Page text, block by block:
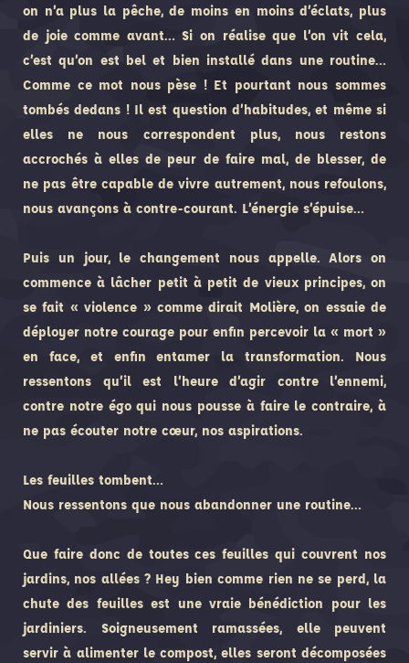
on n’a plus la pêche, de moins en moins d’éclats, plus
de joie comme avant… Si on réalise que l’on vit cela,
c’est qu’on est bel et bien installé dans une routine…
Comme ce mot nous pèse ! Et pourtant nous sommes
tombés dedans ! Il est question d’habitudes, et même si
elles ne nous correspondent plus, nous restons
accrochés à elles de peur de faire mal, de blesser, de
ne pas être capable de vivre autrement, nous refoulons,
nous avançons à contre-courant. L’énergie s’épuise…
Puis un jour, le changement nous appelle. Alors on
commence à lâcher petit à petit de vieux principes, on
se fait « violence » comme dirait Molière, on essaie de
déployer notre courage pour enfin percevoir la « mort »
en face, et enfin entamer la transformation. Nous
ressentons qu’il est l’heure d’agir contre l’ennemi,
contre notre égo qui nous pousse à faire le contraire, à
ne pas écouter notre cœur, nos aspirations.
Les feuilles tombent…
Nous ressentons que nous abandonner une routine…
Que faire donc de toutes ces feuilles qui couvrent nos
jardins, nos allées ? Hey bien comme rien ne se perd, la
chute des feuilles est une vraie bénédiction pour les
jardiniers. Soigneusement ramassées, elle peuvent
servir à alimenter le compost, elles seront décomposées